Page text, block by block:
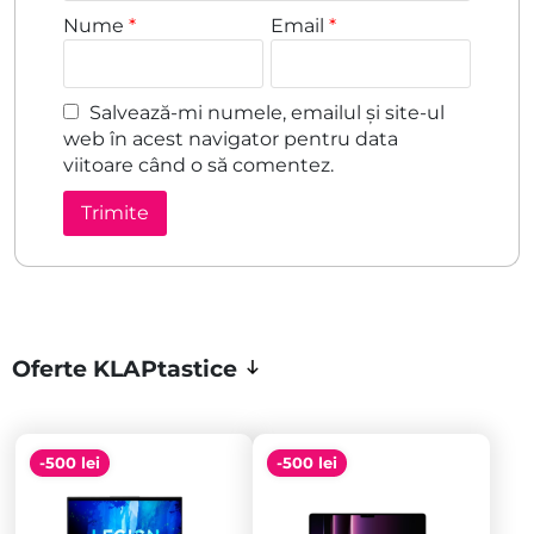
Nume * Email*
Salvează-mi numele, emailul și site-ul
web în acest navigator pentru data
viitoare când o să comentez.
Oferte KLAPtastice
-500 lei -500 lei